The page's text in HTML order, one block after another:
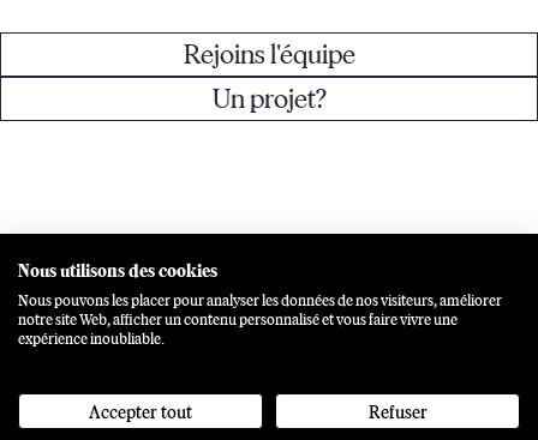
Rejoins l'équipe
Un projet?
20:46:46 MTL
hello@leeroy.ca 514 806-1644
Instagram Linkedin Facebook
Nous utilisons des cookies
Nous pouvons les placer pour analyser les données de nos visiteurs, améliorer
notre site Web, afficher un contenu personnalisé et vous faire vivre une
expérience inoubliable.
Accepter tout Refuser